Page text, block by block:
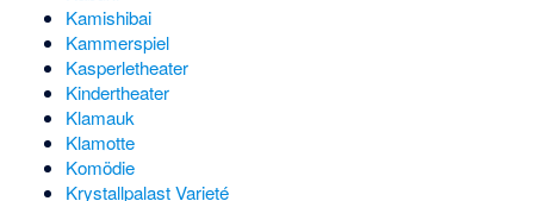
Kamishibai
Kammerspiel
Kasperletheater
Kindertheater
Klamauk
Klamotte
Komödie
Krystallpalast Varieté